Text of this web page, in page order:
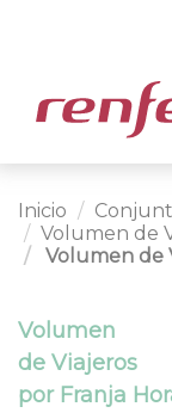
Inicio
Volumen de
Volumen de
Volumen
de Viajeros
por Franja